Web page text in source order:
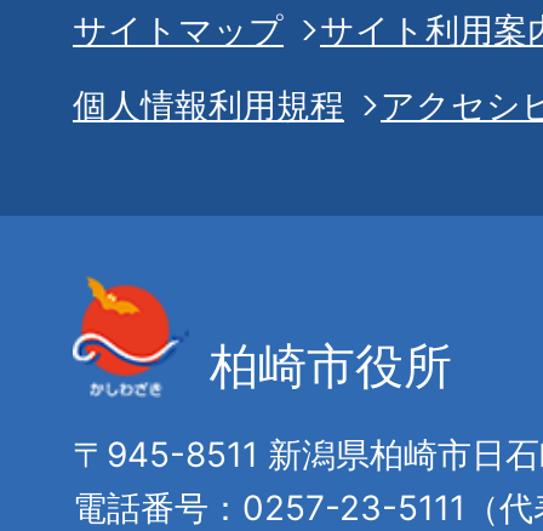
サイトマップ
サイト利用案
個人情報利用規程
アクセシ
柏崎市役所
〒945-8511 新潟県柏崎市日
電話番号：0257-23-5111（代